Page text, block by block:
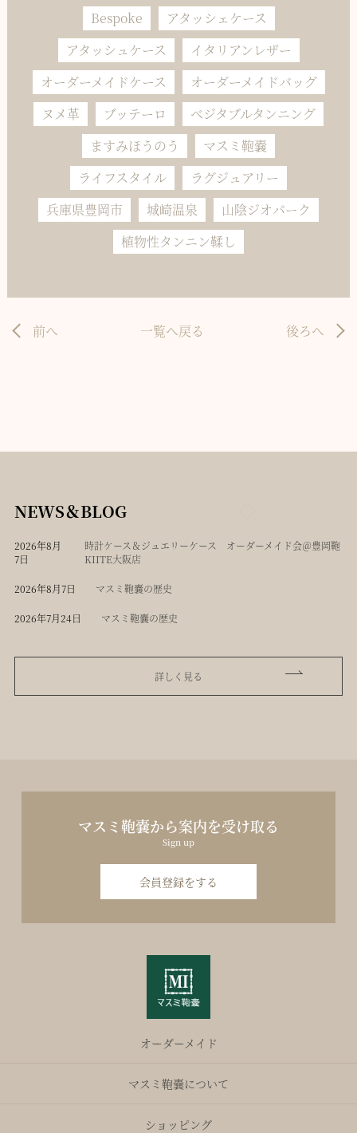
Bespoke
アタッシェケース
アタッシュケース
イタリアンレザー
オーダーメイドケース
オーダーメイドバッグ
ヌメ革
ブッテーロ
ベジタブルタンニング
ますみほうのう
マスミ鞄嚢
ライフスタイル
ラグジュアリー
兵庫県豊岡市
城崎温泉
山陰ジオパーク
植物性タンニン鞣し
前へ 一覧へ戻る 後ろへ
NEWS＆BLOG
2026年8月
7日
時計ケース＆ジュエリーケース オーダーメイド会＠豊岡鞄
KIITE大阪店
2026年8月7日 マスミ鞄嚢の歴史
2026年7月24日 マスミ鞄嚢の歴史
詳しく見る
マスミ鞄嚢から案内を受け取る
Sign up
会員登録をする
オーダーメイド
マスミ鞄嚢について
ショッピング